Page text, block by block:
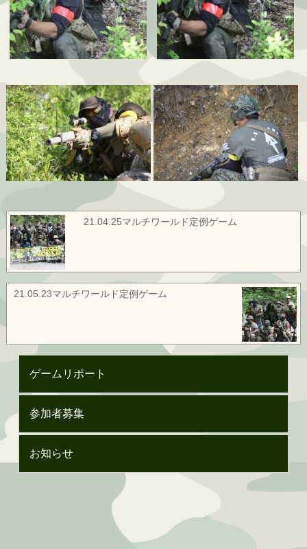
21.04.25マルチワールド定例ゲーム
21.05.23マルチワールド定例ゲーム
ゲームリポート
参加者募集
お知らせ